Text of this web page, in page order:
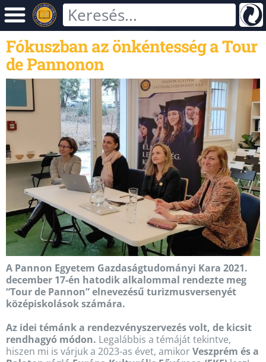
Fókuszban az önkéntesség a Tour
de Pannonon
A Pannon Egyetem Gazdaságtudományi Kara 2021.
december 17-én hatodik alkalommal rendezte meg
“Tour de Pannon” elnevezésű turizmusversenyét
középiskolások számára.
Az idei témánk a rendezvényszervezés volt, de kicsit
rendhagyó módon. Legalábbis a témáját tekintve,
hiszen mi is várjuk a 2023-as évet, amikorVeszprém és a